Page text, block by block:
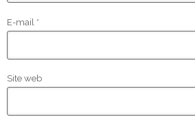
E-mail *
Site web